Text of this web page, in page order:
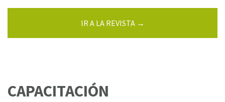
IR A LA REVISTA →
CAPACITACIÓN